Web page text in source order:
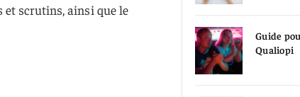
et scrutins, ainsi que le
Guide
Qualiopi